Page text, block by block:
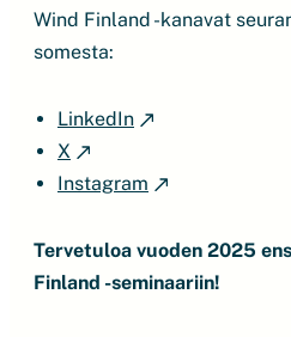
Wind Finland -kanavat
somesta:
LinkedIn
X
Instagram
Tervetuloa vuoden 2025
Finland -seminaariin!